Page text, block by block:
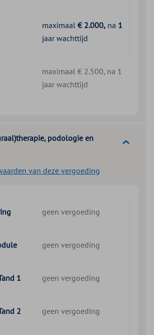
maximaal € 2.000, na 1
jaar wachttijd
maximaal € 2.500, na 1
jaar wachttijd
podologie en
van deze vergoeding
geen vergoeding
geen vergoeding
1 geen vergoeding
2 geen vergoeding